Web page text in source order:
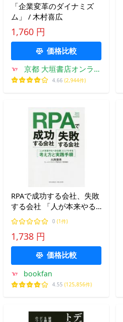
「企業変革のダイナミズ
ム」 / 木村喜広
1,760 円
価格比較
京都 大垣書店オンライ
ン
4.66 (2,944件)
RPAで成功する会社、失敗
する会社 「人が本来やる
べき仕事」にシフトする考
え方と実践手順/大西亜希
0 (1件)
1,738 円
価格比較
bookfan
4.55 (125,856件)